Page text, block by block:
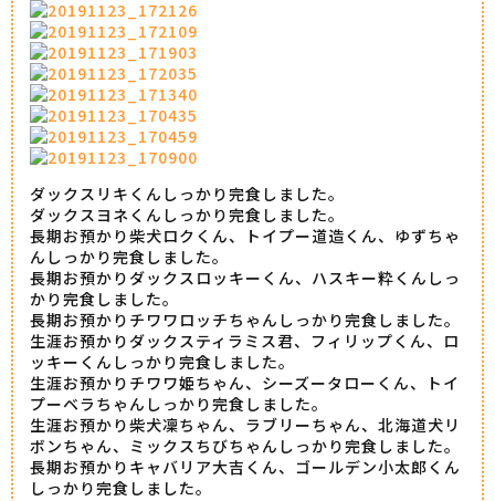
ダックスリキくんしっかり完食しました。
ダックスヨネくんしっかり完食しました。
長期お預かり柴犬ロクくん、トイプー道造くん、ゆずちゃ
んしっかり完食しました。
長期お預かりダックスロッキーくん、ハスキー粋くんしっ
かり完食しました。
長期お預かりチワワロッチちゃんしっかり完食しました。
生涯お預かりダックスティラミス君、フィリップくん、ロ
ッキーくんしっかり完食しました。
生涯お預かりチワワ姫ちゃん、シーズータローくん、トイ
プーベラちゃんしっかり完食しました。
生涯お預かり柴犬凜ちゃん、ラブリーちゃん、北海道犬リ
ボンちゃん、ミックスちびちゃんしっかり完食しました。
長期お預かりキャバリア大吉くん、ゴールデン小太郎くん
しっかり完食しました。